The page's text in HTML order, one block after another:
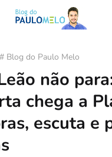
# Blog do Paulo Melo
não
chega a
escuta e